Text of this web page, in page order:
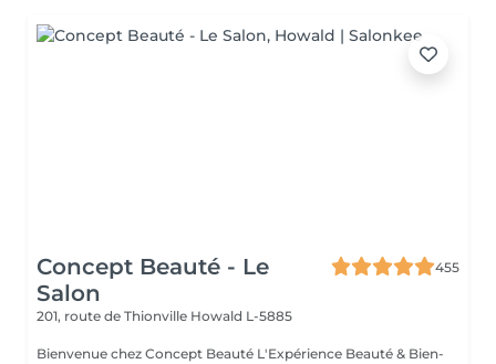
Concept Beauté - Le
Salon
455
201, route de Thionville Howald L-5885
Bienvenue chez Concept Beauté L'Expérience Beauté & Bien-